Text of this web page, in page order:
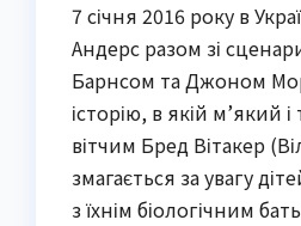
7 січня 2016 року в
Андерс разом зі
Барнсом та Джоном
історію, в якій м’який
вітчим Бред Вітакер
змагається за увагу
з їхнім біологічним